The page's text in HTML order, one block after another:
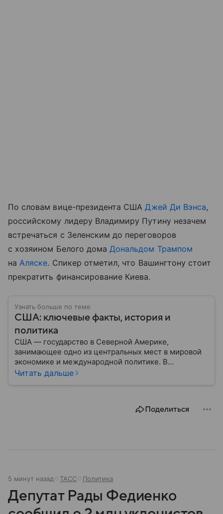
По словам вице-президента США Джей Ди Вэнса,
российскому лидеру Владимиру Путину незачем
встречаться с Зеленским до переговоров
с хозяином Белого дома Дональдом Трампом
на Аляске. Спикер отметил, что Вашингтону стоит
прекратить финансирование Киева.
Узнать больше по теме
США: ключевые факты, история и
политика
США — государство в Северной Америке,
занимающее одно из центральных мест в мировой
экономике и международной политике. В
материале — основные сведения об этой стране.
Читать дальше
Поделиться
5 минут назад ТАСС Политика
Депутат Рады Федиенко